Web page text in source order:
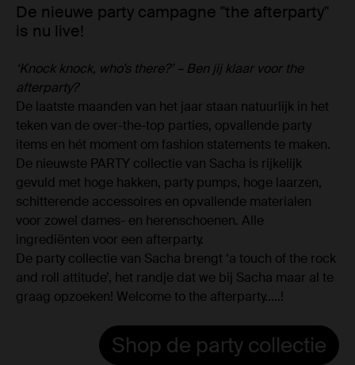
De nieuwe party campagne "the afterparty"
is nu live!
‘Knock knock, who’s there?’ – Ben jij klaar voor the
afterparty?
De laatste maanden van het jaar staan natuurlijk in het
teken van de over-the-top parties, opvallende party
items en hét moment om fashion statements te maken.
De nieuwste PARTY collectie van Sacha is rijkelijk
gevuld met hoge hakken, party pumps, hoge laarzen,
schitterende accessoires en opvallende materialen
voor zowel dames- en herenschoenen. Alle
ingrediënten voor een afterparty.
De party collectie van Sacha brengt ‘a touch of the rock
and roll attitude’, het randje dat we bij Sacha maar al te
graag opzoeken! Welcome to the afterparty…..!
Shop de party collectie